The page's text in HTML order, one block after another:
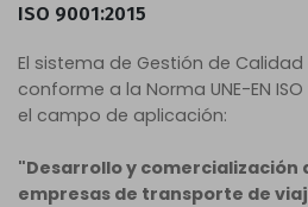
ISO 9001:2015
El sistema de Gestión de
conforme a la Norma UNE-EN
el campo de aplicación:
"Desarrollo y comercialización
empresas de transporte de